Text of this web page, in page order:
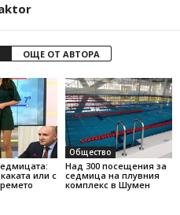
ОЩЕ ОТ АВТОРА
или с
Общество
Над 300 посещения за
седмица на плувния
комплекс в Шумен